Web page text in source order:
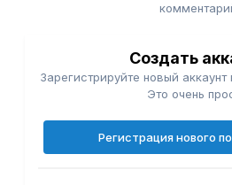
Создать
Зарегистрируйте новый
Это очень
Регистрация нового